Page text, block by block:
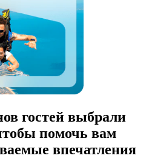
гостей выбрали
помочь вам
впечатления